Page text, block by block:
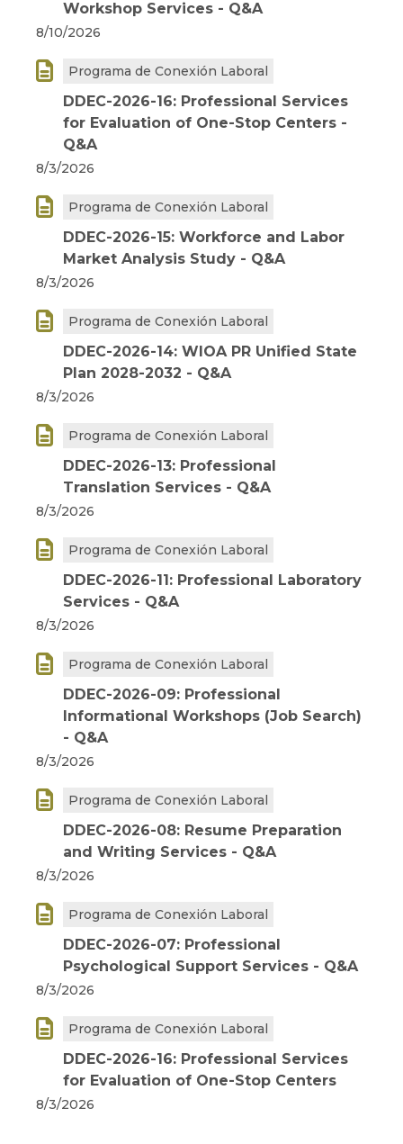
Workshop Services - Q&A
8/10/2026
 Programa de Conexión Laboral
DDEC-2026-16: Professional Services
for Evaluation of One-Stop Centers -
Q&A
8/3/2026
 Programa de Conexión Laboral
DDEC-2026-15: Workforce and Labor
Market Analysis Study - Q&A
8/3/2026
 Programa de Conexión Laboral
DDEC-2026-14: WIOA PR Unified State
Plan 2028-2032 - Q&A
8/3/2026
 Programa de Conexión Laboral
DDEC-2026-13: Professional
Translation Services - Q&A
8/3/2026
 Programa de Conexión Laboral
DDEC-2026-11: Professional Laboratory
Services - Q&A
8/3/2026
 Programa de Conexión Laboral
DDEC-2026-09: Professional
Informational Workshops (Job Search)
- Q&A
8/3/2026
 Programa de Conexión Laboral
DDEC-2026-08: Resume Preparation
and Writing Services - Q&A
8/3/2026
 Programa de Conexión Laboral
DDEC-2026-07: Professional
Psychological Support Services - Q&A
8/3/2026
 Programa de Conexión Laboral
DDEC-2026-16: Professional Services
for Evaluation of One-Stop Centers
8/3/2026